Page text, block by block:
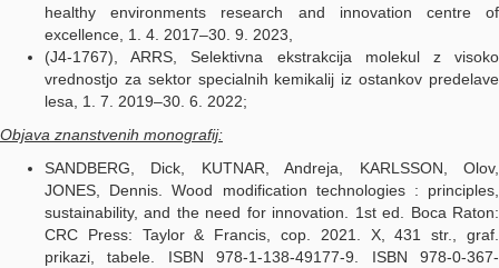
healthy environments research and innovation centre of
excellence, 1. 4. 2017–30. 9. 2023,
(J4-1767), ARRS, Selektivna ekstrakcija molekul z visoko
vrednostjo za sektor specialnih kemikalij iz ostankov predelave
lesa, 1. 7. 2019–30. 6. 2022;
Objava znanstvenih monografij:
SANDBERG, Dick, KUTNAR, Andreja, KARLSSON, Olov,
JONES, Dennis. Wood modification technologies : principles,
sustainability, and the need for innovation. 1st ed. Boca Raton:
CRC Press: Taylor & Francis, cop. 2021. X, 431 str., graf.
prikazi, tabele. ISBN 978-1-138-49177-9. ISBN 978-0-367-